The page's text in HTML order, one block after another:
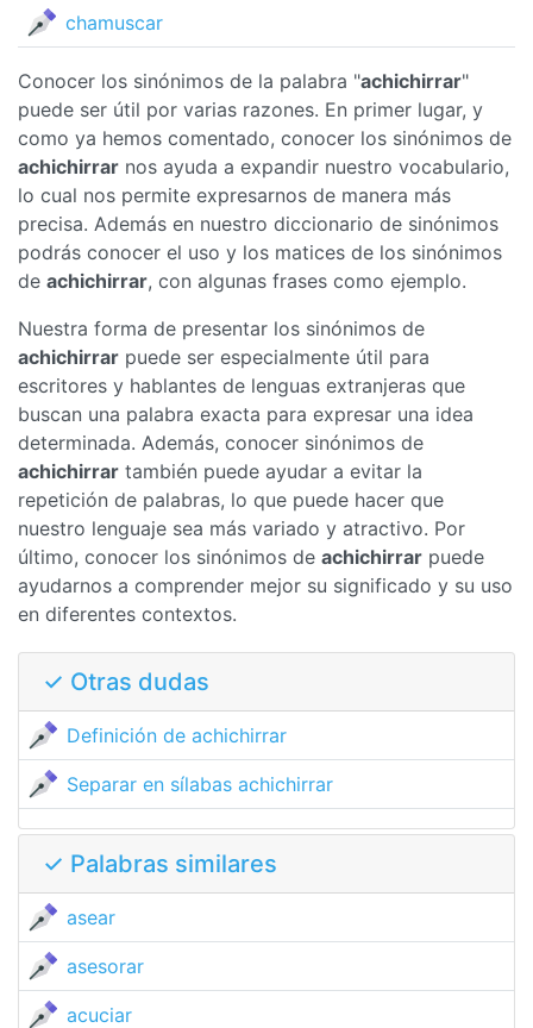
chamuscar
Conocer los sinónimos de la palabra "achichirrar"
puede ser útil por varias razones. En primer lugar, y
como ya hemos comentado, conocer los sinónimos de
achichirrar nos ayuda a expandir nuestro vocabulario,
lo cual nos permite expresarnos de manera más
precisa. Además en nuestro diccionario de sinónimos
podrás conocer el uso y los matices de los sinónimos
de achichirrar, con algunas frases como ejemplo.
Nuestra forma de presentar los sinónimos de
achichirrar puede ser especialmente útil para
escritores y hablantes de lenguas extranjeras que
buscan una palabra exacta para expresar una idea
determinada. Además, conocer sinónimos de
achichirrar también puede ayudar a evitar la
repetición de palabras, lo que puede hacer que
nuestro lenguaje sea más variado y atractivo. Por
último, conocer los sinónimos de achichirrar puede
ayudarnos a comprender mejor su significado y su uso
en diferentes contextos.
✓ Otras dudas
Definición de achichirrar
Separar en sílabas achichirrar
✓ Palabras similares
asear
asesorar
acuciar